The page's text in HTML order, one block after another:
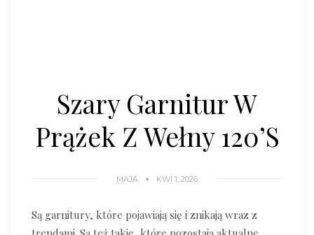
Szary Garnitur W
Prążek Z Wełny 120’s
MAJA KWI 1, 2026
Są garnitury, które pojawiają się i znikają wraz z